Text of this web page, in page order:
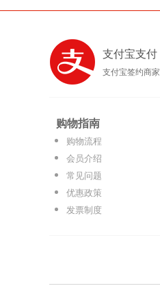
支付宝支付
支付宝签约商家
购物指南
购物流程
会员介绍
常见问题
优惠政策
发票制度